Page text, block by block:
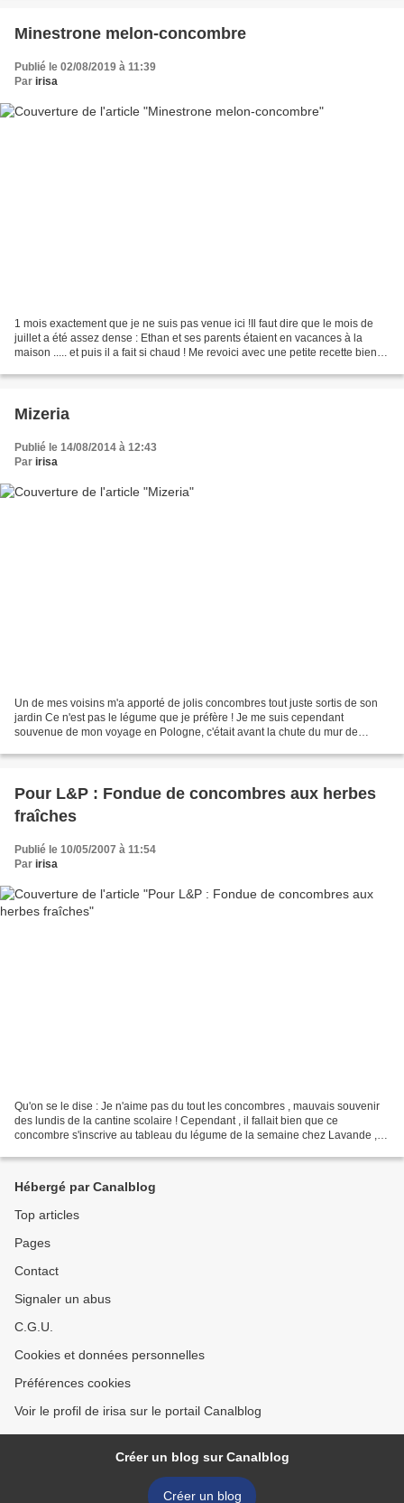
Minestrone melon-concombre
Publié le 02/08/2019 à 11:39
Par irisa
1 mois exactement que je ne suis pas venue ici !Il faut dire que le mois de
juillet a été assez dense : Ethan et ses parents étaient en vacances à la
maison ..... et puis il a fait si chaud ! Me revoici avec une petite recette bien
Mizeria
Publié le 14/08/2014 à 12:43
Par irisa
Un de mes voisins m'a apporté de jolis concombres tout juste sortis de son
jardin Ce n'est pas le légume que je préfère ! Je me suis cependant
souvenue de mon voyage en Pologne, c'était avant la chute du mur de
Pour L&P : Fondue de concombres aux herbes
fraîches
Publié le 10/05/2007 à 11:54
Par irisa
Qu'on se le dise : Je n'aime pas du tout les concombres , mauvais souvenir
des lundis de la cantine scolaire ! Cependant , il fallait bien que ce
concombre s'inscrive au tableau du légume de la semaine chez Lavande ,
Hébergé par Canalblog
Top articles
Pages
Contact
Signaler un abus
C.G.U.
Cookies et données personnelles
Préférences cookies
Voir le profil de irisa sur le portail Canalblog
Créer un blog sur Canalblog
Créer un blog